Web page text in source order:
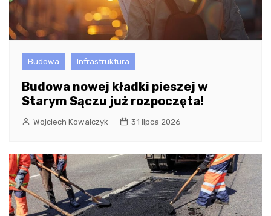
Budowa Infrastruktura
Budowa nowej kładki pieszej w
Starym Sączu już rozpoczęta!
Wojciech Kowalczyk 31 lipca 2026